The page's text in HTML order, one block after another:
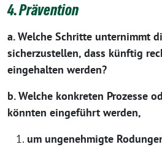
4. Prävention
a. Welche Schritte unternimmt
sicherzustellen, dass künftig
eingehalten werden?
b. Welche konkreten Prozesse
könnten eingeführt werden,
um ungenehmigte